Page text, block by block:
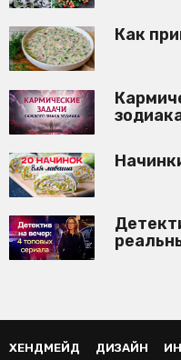
Как
ХЕНДМЕЙД ДИЗАЙН